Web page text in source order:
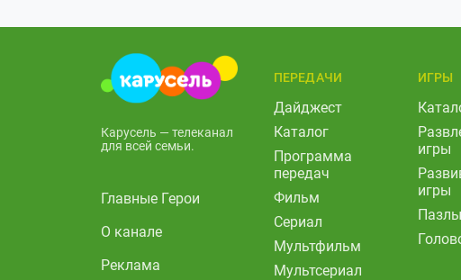
Карусель — телеканал
для всей семьи.
Главные Герои
О канале
Реклама
ПЕРЕДАЧИ
Дайджест
Каталог
Программа
передач
Фильм
Сериал
Мультфильм
Мультсериал
ИГРЫ
игры
игры
Пазлы